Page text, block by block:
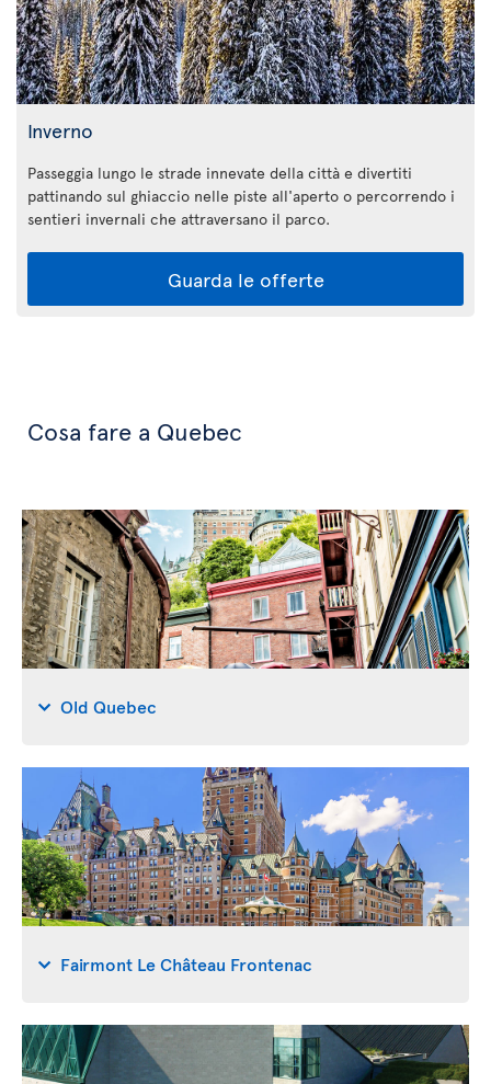
Inverno
Passeggia lungo le strade innevate della città e divertiti
pattinando sul ghiaccio nelle piste all'aperto o percorrendo i
sentieri invernali che attraversano il parco.
Guarda le offerte
Cosa fare a Quebec
Old Quebec
Fairmont Le Château Frontenac